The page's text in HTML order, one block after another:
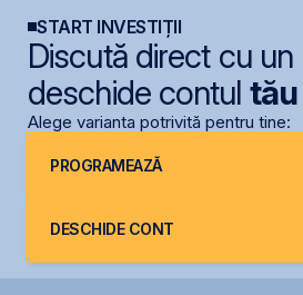
START INVESTIȚII
Discută direct cu
deschide contul tău
Alege varianta potrivită pentru tine:
PROGRAMEAZĂ
DESCHIDE CONT